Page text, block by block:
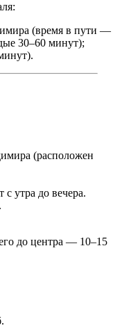
(время в пути —
30–60 минут);
(расположен
утра до вечера.
до центра — 10–15